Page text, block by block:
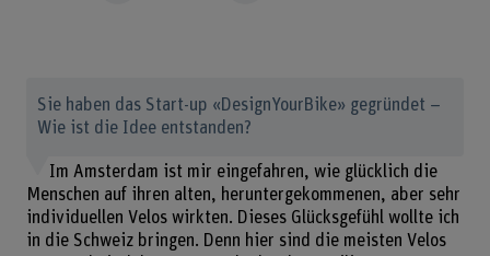
Sie haben das Start-up «DesignYourBike» gegründet –
Wie ist die Idee entstanden?
Im Amsterdam ist mir eingefahren, wie glücklich die
Menschen auf ihren alten, heruntergekommenen, aber sehr
individuellen Velos wirkten. Dieses Glücksgefühl wollte ich
in die Schweiz bringen. Denn hier sind die meisten Velos